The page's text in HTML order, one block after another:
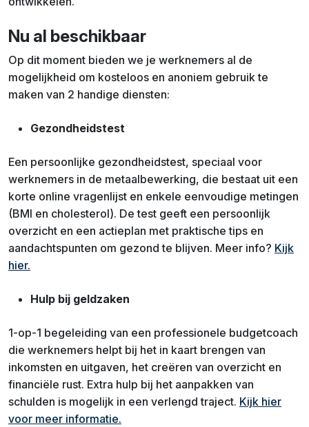
Nu al beschikbaar
Op dit moment bieden we je werknemers al de
mogelijkheid om kosteloos en anoniem gebruik te
maken van 2 handige diensten:
Gezondheidstest
Een persoonlijke gezondheidstest, speciaal voor
werknemers in de metaalbewerking, die bestaat uit een
korte online vragenlijst en enkele eenvoudige metingen
(BMI en cholesterol). De test geeft een persoonlijk
overzicht en een actieplan met praktische tips en
aandachtspunten om gezond te blijven. Meer info? Kijk
hier.
Hulp bij geldzaken
1-op-1 begeleiding van een professionele budgetcoach
die werknemers helpt bij het in kaart brengen van
inkomsten en uitgaven, het creëren van overzicht en
financiële rust. Extra hulp bij het aanpakken van
schulden is mogelijk in een verlengd traject. Kijk hier
voor meer informatie.